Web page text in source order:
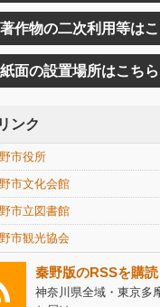
著作物の二次利用等は
紙面の設置場所はこちら
ンク
市役所
市文化会館
市立図書館
市観光協会
秦野版のRSSを購読
神奈川県全域・東京多